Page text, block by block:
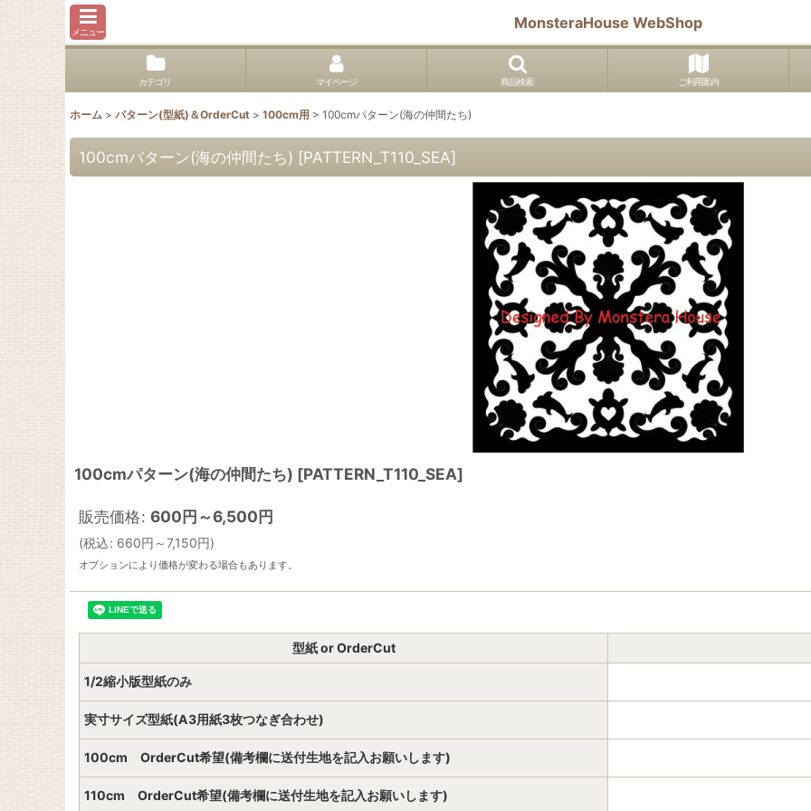
メニュー
MonsteraHouse WebShop
カテゴリ マイページ 商品検索 ご利用案内
ホーム > パターン(型紙)＆OrderCut > 100cm用 > 100cmパターン(海の仲間たち)
100cmパターン(海の仲間たち) [PATTERN_T110_SEA]
100cmパターン(海の仲間たち) [PATTERN_T110_SEA]
販売価格: 600円～6,500円
(税込: 660円 ～7,150円)
オプションにより価格が変わる場合もあります。
型紙 or OrderCut
1/2縮小版型紙のみ
実寸サイズ型紙(A3用紙3枚つなぎ合わせ)
100cm OrderCut希望(備考欄に送付生地を記入お願いします)
110cm OrderCut希望(備考欄に送付生地を記入お願いします)